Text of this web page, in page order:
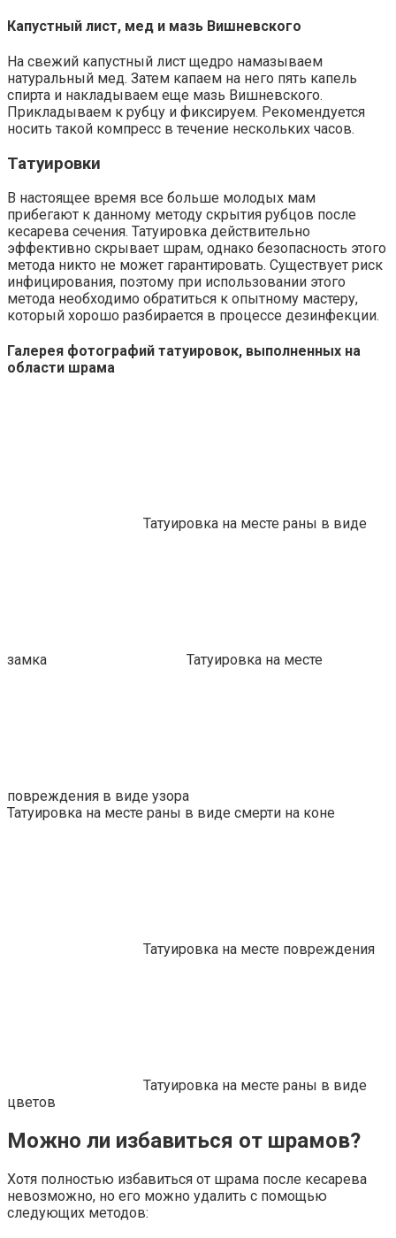
Капустный лист, мед и мазь Вишневского
На свежий капустный лист щедро намазываем
натуральный мед. Затем капаем на него пять капель
спирта и накладываем еще мазь Вишневского.
Прикладываем к рубцу и фиксируем. Рекомендуется
носить такой компресс в течение нескольких часов.
Татуировки
В настоящее время все больше молодых мам
прибегают к данному методу скрытия рубцов после
кесарева сечения. Татуировка действительно
эффективно скрывает шрам, однако безопасность этого
метода никто не может гарантировать. Существует риск
инфицирования, поэтому при использовании этого
метода необходимо обратиться к опытному мастеру,
который хорошо разбирается в процессе дезинфекции.
Галерея фотографий татуировок, выполненных на
области шрама
Татуировка на месте раны в виде
замка Татуировка на месте
повреждения в виде узора
Татуировка на месте раны в виде смерти на коне
Татуировка на месте повреждения
Татуировка на месте раны в виде
цветов
Можно ли избавиться от шрамов?
Хотя полностью избавиться от шрама после кесарева
невозможно, но его можно удалить с помощью
следующих методов: